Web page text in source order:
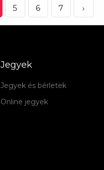
5 6 7 ›
Jegyek
Jegyek és bérletek
Online jegyek